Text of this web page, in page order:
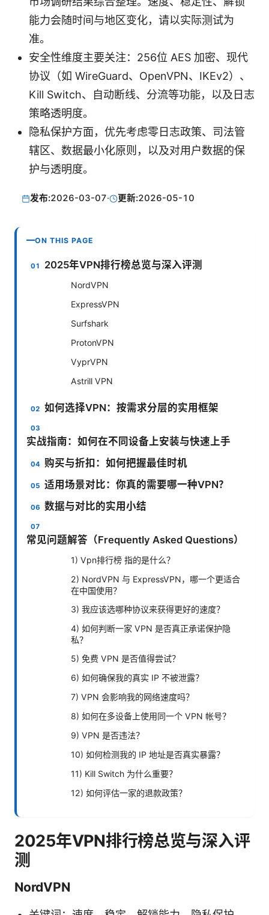
能力会随时间与地区变化，请以实际测试为
准。
安全性维度主要关注：256位 AES 加密、现代
协议（如 WireGuard、OpenVPN、IKEv2）、
Kill Switch、自动断线、分流等功能，以及日志
策略透明度。
隐私保护方面，优先考虑零日志政策、司法管
辖区、数据最小化原则，以及对用户数据的保
护与透明度。
发布:2026-03-07· 更新:2026-05-10
ON THIS PAGE
2025年VPN排行榜总览与深入评测
NordVPN
ExpressVPN
Surfshark
ProtonVPN
VyprVPN
Astrill VPN
如何选择VPN：按需求分层的实用框架
实战指南：如何在不同设备上安装与快速上手
购买与折扣：如何把握最佳时机
适用场景对比：你真的需要哪一种VPN？
数据与对比的实用小结
常见问题解答（Frequently Asked Questions）
1) Vpn排行榜 指的是什么？
2) NordVPN 与 ExpressVPN，哪一个更适合
在中国使用？
3) 我应该选哪种协议来获得更好的速度？
4) 如何判断一家 VPN 是否真正承诺保护隐
私？
5) 免费 VPN 是否值得尝试？
6) 如何确保我的真实 IP 不被泄露？
7) VPN 会影响我的网络速度吗？
8) 如何在多设备上使用同一个 VPN 帐号？
9) VPN 是否违法？
10) 如何检测我的 IP 地址是否真实暴露？
11) Kill Switch 为什么重要？
12) 如何评估一家的退款政策？
2025年VPN排行榜总览与深入评
测
NordVPN